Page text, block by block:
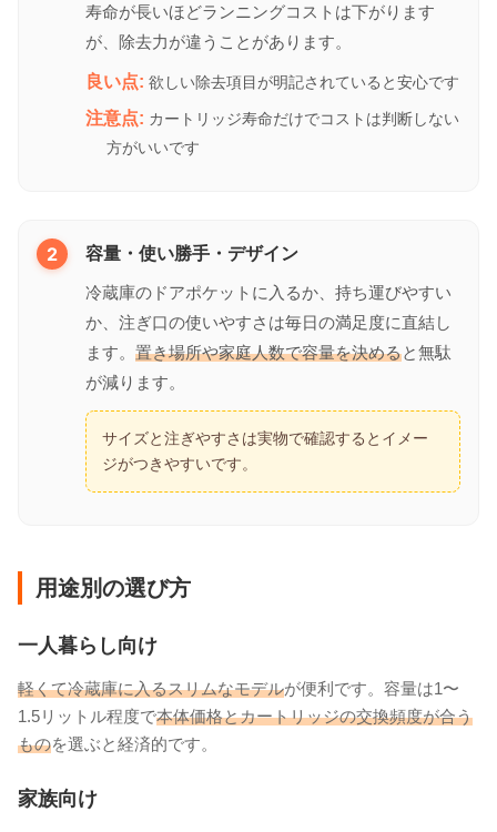
寿命が長いほどランニングコストは下がります
が、除去力が違うことがあります。
良い点: 欲しい除去項目が明記されていると安心です
注意点: カートリッジ寿命だけでコストは判断しない
方がいいです
2 容量・使い勝手・デザイン
冷蔵庫のドアポケットに入るか、持ち運びやすい
か、注ぎ口の使いやすさは毎日の満足度に直結し
ます。 置き場所や家庭人数で容量を決めると無駄
が減ります。
サイズと注ぎやすさは実物で確認するとイメー
ジがつきやすいです。
用途別の選び方
一人暮らし向け
軽くて冷蔵庫に入るスリムなモデルが便利です。容量は1〜
1.5リットル程度で本体価格とカートリッジの交換頻度が合う
ものを選ぶと経済的です。
家族向け